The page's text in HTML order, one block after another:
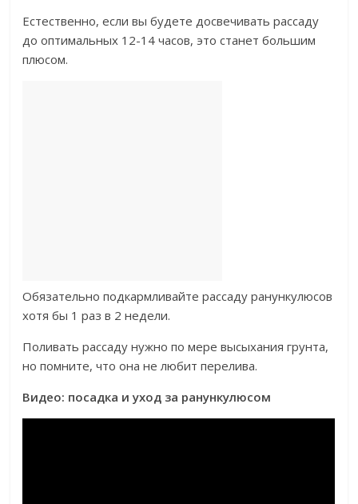
Естественно, если вы будете досвечивать рассаду
до оптимальных 12-14 часов, это станет большим
плюсом.
Обязательно подкармливайте рассаду ранункулюсов
хотя бы 1 раз в 2 недели.
Поливать рассаду нужно по мере высыхания грунта,
но помните, что она не любит перелива.
Видео: посадка и уход за ранункулюсом